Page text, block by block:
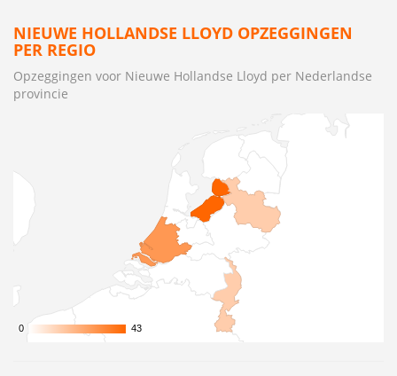
NIEUWE HOLLANDSE LLOYD OPZEGGINGEN
PER REGIO
Opzeggingen voor Nieuwe Hollandse Lloyd per Nederlandse
provincie
0
0 43
43